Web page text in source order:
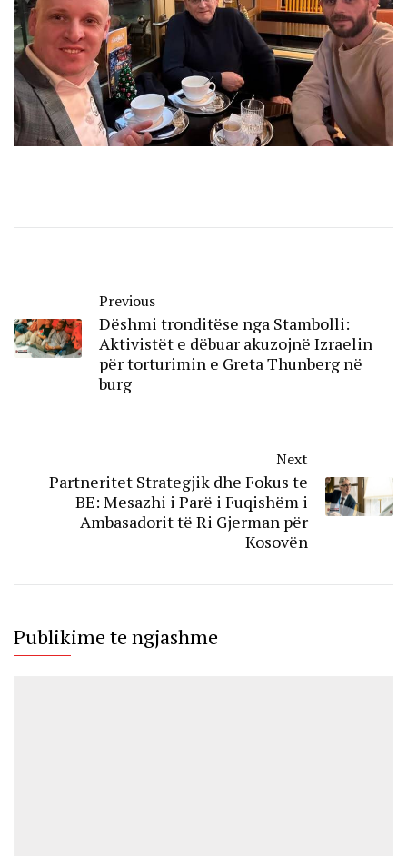
Previous
Dëshmi tronditëse nga Stambolli:
Aktivistët e dëbuar akuzojnë Izraelin
për torturimin e Greta Thunberg në
burg
Next
Partneritet Strategjik dhe Fokus te
BE: Mesazhi i Parë i Fuqishëm i
Ambasadorit të Ri Gjerman për
Kosovën
Publikime te ngjashme